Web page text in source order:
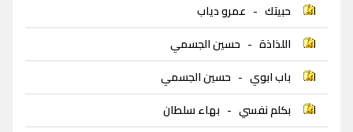
حبيتك - عمرو دياب
اللذاذة - حسين الجسمي
باب ابوي - حسين الجسمي
بكلم نفسي - بهاء سلطان